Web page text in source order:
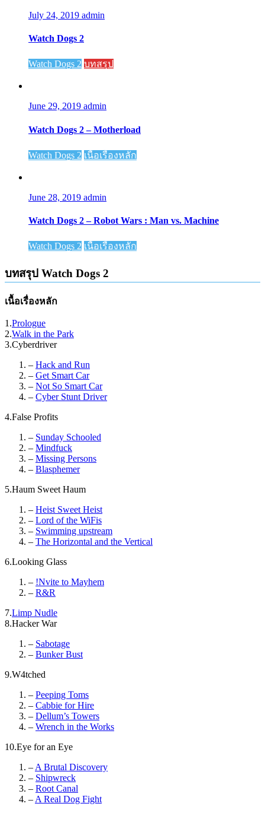
July 24, 2019 admin
Watch Dogs 2
Watch Dogs 2 บทสรุป
June 29, 2019 admin
Watch Dogs 2 – Motherload
Watch Dogs 2 เนื้อเรื่องหลัก
June 28, 2019 admin
Watch Dogs 2 – Robot Wars : Man vs. Machine
Watch Dogs 2 เนื้อเรื่องหลัก
บทสรุป Watch Dogs 2
เนื้อเรื่องหลัก
1.Prologue
2.Walk in the Park
3.Cyberdriver
– Hack and Run
– Get Smart Car
– Not So Smart Car
– Cyber Stunt Driver
4.False Profits
– Sunday Schooled
– Mindfuck
– Missing Persons
– Blasphemer
5.Haum Sweet Haum
– Heist Sweet Heist
– Lord of the WiFis
– Swimming upstream
– The Horizontal and the Vertical
6.Looking Glass
– !Nvite to Mayhem
– R&R
7.Limp Nudle
8.Hacker War
– Sabotage
– Bunker Bust
9.W4tched
– Peeping Toms
– Cabbie for Hire
– Dellum’s Towers
– Wrench in the Works
10.Eye for an Eye
– A Brutal Discovery
– Shipwreck
– Root Canal
– A Real Dog Fight